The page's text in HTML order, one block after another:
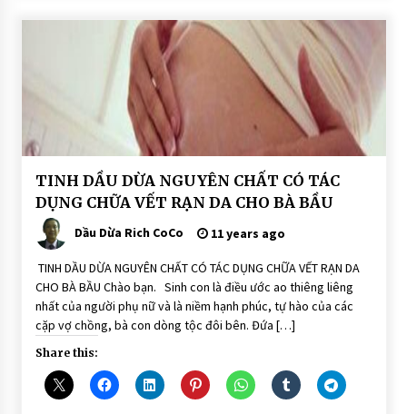
BÀI
VIẾT
DẦU
DỪA
DƯỠNG
DA
TINH DẦU DỪA NGUYÊN CHẤT CÓ TÁC
DỤNG CHỮA VẾT RẠN DA CHO BÀ BẦU
Dầu Dừa Rich CoCo 11 years ago
TINH DẦU DỪA NGUYÊN CHẤT CÓ TÁC DỤNG CHỮA VẾT RẠN DA
CHO BÀ BẦU Chào bạn. Sinh con là điều ước ao thiêng liêng
nhất của người phụ nữ và là niềm hạnh phúc, tự hào của các
cặp vợ chồng, bà con dòng tộc đôi bên. Đứa […]
Share this: